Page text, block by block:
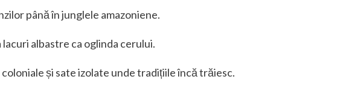
până în junglele amazoniene.
albastre ca oglinda cerului.
și sate izolate unde tradițiile încă trăiesc.